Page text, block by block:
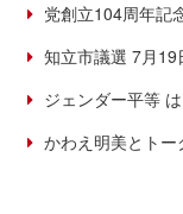
党創立104周年記
知立市議選 7月
ジェンダー平等
かわえ明美とトー